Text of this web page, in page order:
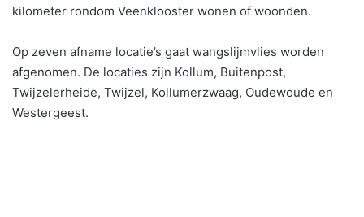
kilometer rondom Veenklooster wonen of woonden.
Op zeven afname locatie’s gaat wangslijmvlies worden
afgenomen. De locaties zijn Kollum, Buitenpost,
Twijzelerheide, Twijzel, Kollumerzwaag, Oudewoude en
Westergeest.